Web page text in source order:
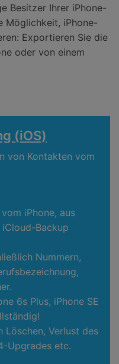
Besitzer Ihrer iPhone-
Möglichkeit, iPhone-
Exportieren Sie die
oder von einem
(iOS)
von Kontakten vom
iPhone, aus
Backup
Nummern,
6s Plus, iPhone SE
Löschen, Verlust des
Upgrades etc.